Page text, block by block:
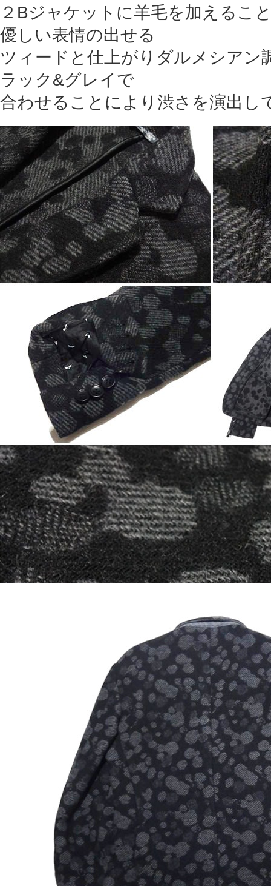
２Bジャケットに羊毛を加えるこ
優しい表情の出せる
ツィードと仕上がりダルメシアン
ラック&グレイで
合わせることにより渋さを演出し